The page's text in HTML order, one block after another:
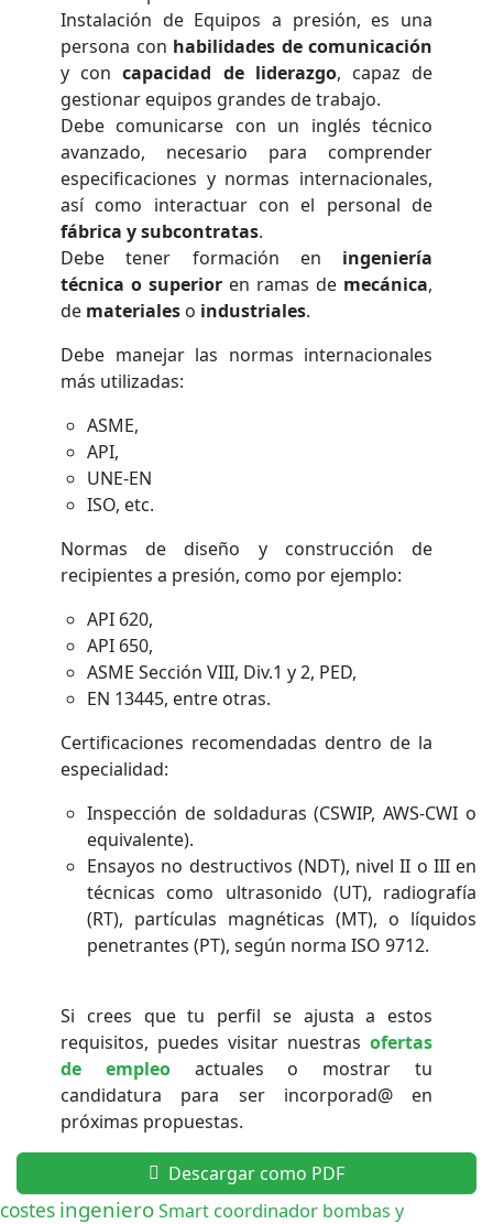
Instalación de Equipos a presión, es una
persona con habilidades de comunicación
y concapacidad de liderazgo, capaz de
gestionar equipos grandes de trabajo.
Debe comunicarse con un inglés técnico
avanzado, necesario para comprender
especificaciones y normas internacionales,
así como interactuar con el personal de
fábrica y subcontratas.
Debe tener formación en ingeniería
técnica o superior en ramas de mecánica,
de materiales o industriales.
Debe manejar las normas internacionales
más utilizadas:
ASME,
API,
UNE-EN
ISO, etc.
Normas de diseño y construcción de
recipientes a presión, como por ejemplo:
API 620,
API 650,
ASME Sección VIII, Div.1 y 2, PED,
EN 13445, entre otras.
Certificaciones recomendadas dentro de la
especialidad:
Inspección de soldaduras (CSWIP, AWS-CWI o
equivalente).
Ensayos no destructivos (NDT), nivel II o III en
técnicas como ultrasonido (UT), radiografía
(RT), partículas magnéticas (MT), o líquidos
penetrantes (PT), según norma ISO 9712.
Si crees que tu perfil se ajusta a estos
requisitos, puedes visitar nuestras ofertas
de empleoactuales o mostrar tu
candidatura para ser incorporad@ en
próximas propuestas.
Descargar como PDF
costes ingenieroSmart coordinador bombas y